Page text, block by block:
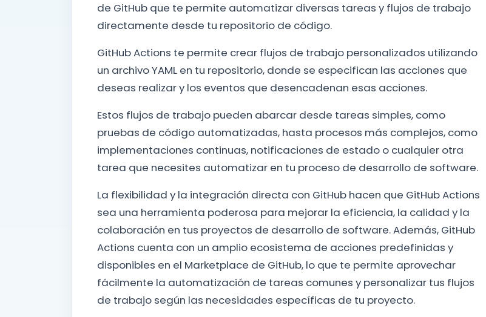
de GitHub que te permite automatizar diversas tareas y flujos de trabajo
directamente desde tu repositorio de código.
GitHub Actions te permite crear flujos de trabajo personalizados utilizando
un archivo YAML en tu repositorio, donde se especifican las acciones que
deseas realizar y los eventos que desencadenan esas acciones.
Estos flujos de trabajo pueden abarcar desde tareas simples, como
pruebas de código automatizadas, hasta procesos más complejos, como
implementaciones continuas, notificaciones de estado o cualquier otra
tarea que necesites automatizar en tu proceso de desarrollo de software.
La flexibilidad y la integración directa con GitHub hacen que GitHub Actions
sea una herramienta poderosa para mejorar la eficiencia, la calidad y la
colaboración en tus proyectos de desarrollo de software. Además, GitHub
Actions cuenta con un amplio ecosistema de acciones predefinidas y
disponibles en el Marketplace de GitHub, lo que te permite aprovechar
fácilmente la automatización de tareas comunes y personalizar tus flujos
de trabajo según las necesidades específicas de tu proyecto.